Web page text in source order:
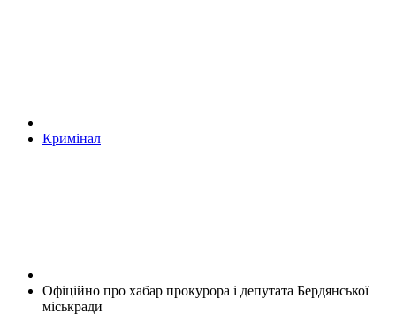
Кримінал
Офіційно про хабар прокурора і депутата Бердянської
міськради